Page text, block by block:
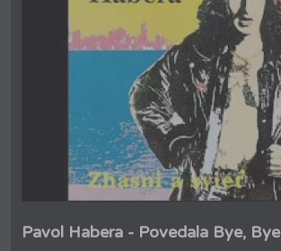
Pavol Habera - Povedala Bye, Bye